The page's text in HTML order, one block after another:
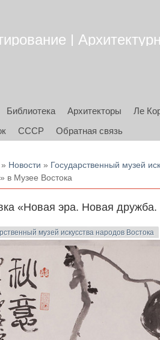
|
Библиотека Архитекторы Ле
СССР Обратная связь
» Новости » Государственный музей
в Музее Востока
«Новая эра. Новая
музей искусства народов Востока